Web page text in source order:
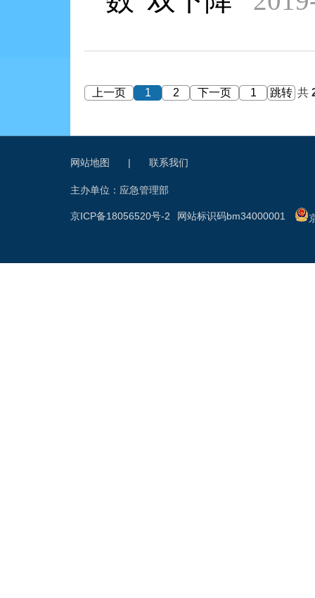
上一页 1 2 下一页 跳转 共
网站地图 | 联系我们
主办单位：应急管理部
网站标识码bm34000001
京ICP备18056520号-2